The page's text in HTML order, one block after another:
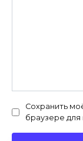
Сохранить
браузере